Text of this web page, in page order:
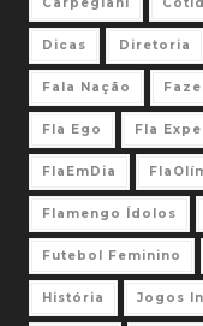
Carpegiani
Dicas Diretoria
Fala Nação
Fla Ego Fla
FlaEmDia
Flamengo Ídolos
Futebol Feminino
História Jogos